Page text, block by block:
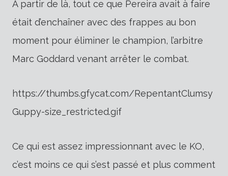
À partir de là, tout ce que Pereira avait à faire
était d’enchaîner avec des frappes au bon
moment pour éliminer le champion, l’arbitre
Marc Goddard venant arrêter le combat.
https://thumbs.gfycat.com/RepentantClumsy
Guppy-size_restricted.gif
Ce qui est assez impressionnant avec le KO,
c’est moins ce qui s’est passé et plus comment